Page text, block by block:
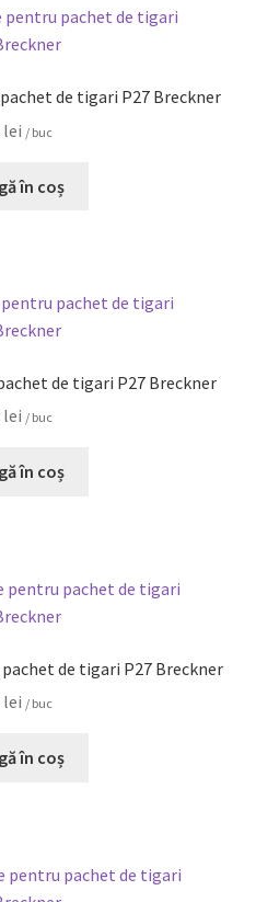
de tigari P27 Breckner
lei / buc
în coș
de tigari P27 Breckner
lei / buc
în coș
de tigari P27 Breckner
lei / buc
în coș